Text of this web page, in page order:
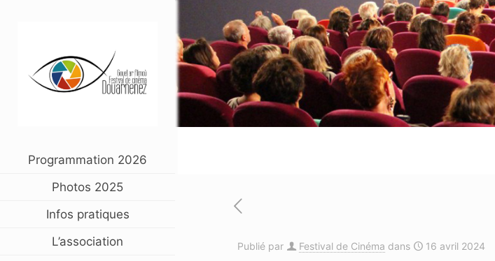
Programmation 2026
Photos 2025
Infos pratiques
L’association
Publié par Festival de Cinéma dans 16 avril 2024